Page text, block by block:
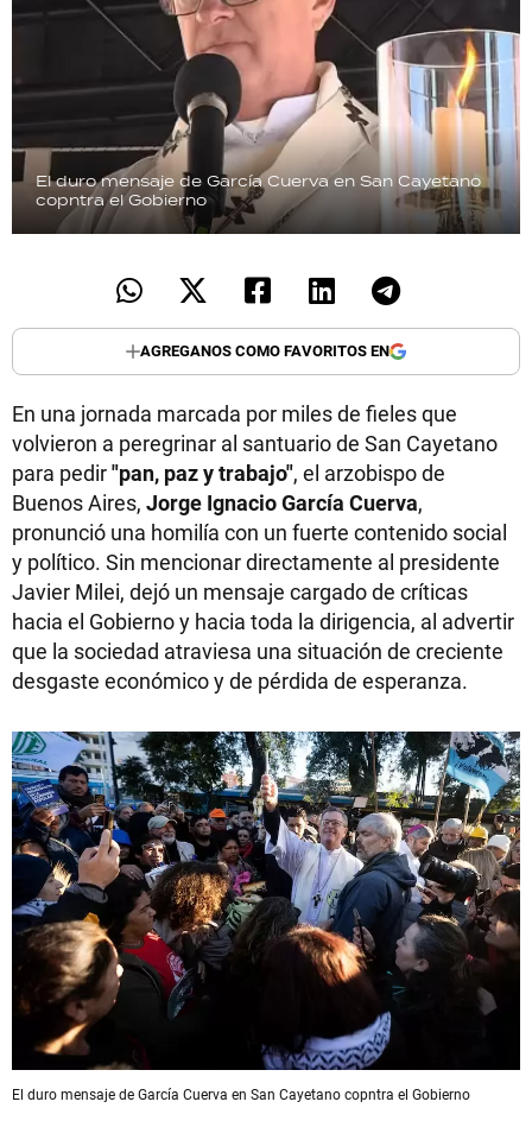
El duro mensaje de García Cuerva en San Cayetano
copntra el Gobierno
AGREGANOS COMO FAVORITOS EN
En una jornada marcada por miles de fieles que
volvieron a peregrinar al santuario de San Cayetano
para pedir"pan, paz y trabajo", el arzobispo de
Buenos Aires, Jorge Ignacio García Cuerva,
pronunció una homilía con un fuerte contenido social
y político. Sin mencionar directamente al presidente
Javier Milei, dejó un mensaje cargado de críticas
hacia el Gobierno y hacia toda la dirigencia, al advertir
que la sociedad atraviesa una situación de creciente
desgaste económico y de pérdida de esperanza.
El duro mensaje de García Cuerva en San Cayetano copntra el Gobierno